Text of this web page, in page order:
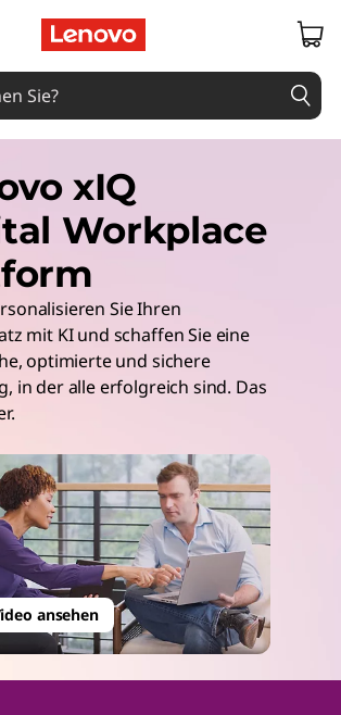
springen
xIQ
Workplace
Sie Ihren
mit KI und schaffen Sie eine
optimierte und sichere
in der alle erfolgreich sind. Das
ansehen